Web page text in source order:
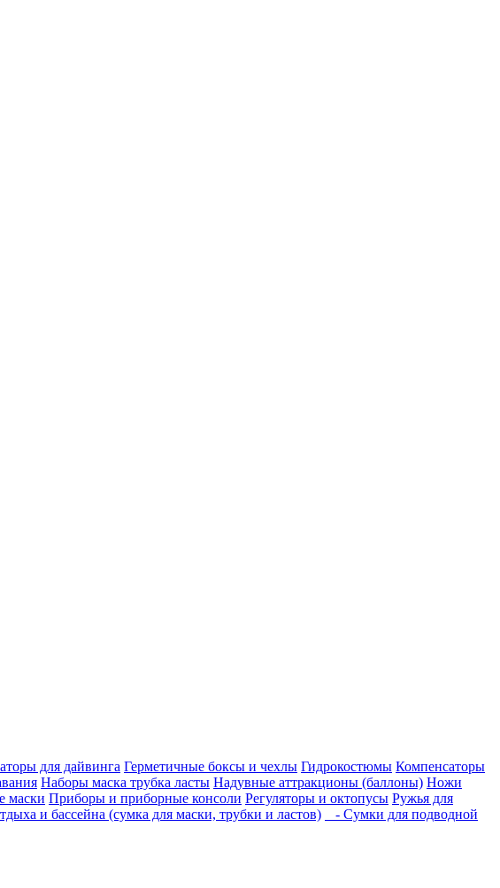
для дайвинга Герметичные боксы и чехлы Гидрокостюмы Компенсаторы
Наборы маска трубка ласты Надувные аттракционы (баллоны) Ножи
маски Приборы и приборные консоли Регуляторы и октопусы Ружья для
и бассейна (сумка для маски, трубки и ластов)
- Сумки для подводной